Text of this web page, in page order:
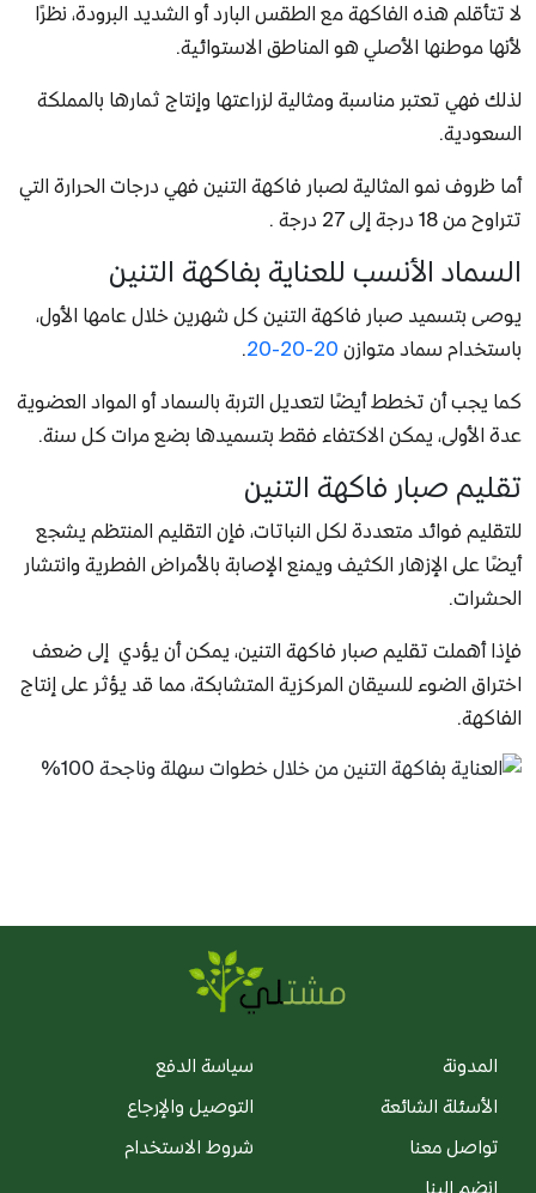
لا تتأقلم هذه الفاكهة مع الطقس البارد أو الشديد البرودة، نظرًا
لأنها موطنها الأصلي هو المناطق الاستوائية.
لذلك فهي تعتبر مناسبة ومثالية لزراعتها وإنتاج ثمارها بالمملكة
السعودية.
أما ظروف نمو المثالية لصبار فاكهة التنين فهي درجات الحرارة التي
تتراوح من 18 درجة إلى 27 درجة .
السماد الأنسب للعناية بفاكهة التنين
يوصى بتسميد صبار فاكهة التنين كل شهرين خلال عامها الأول،
باستخدام سماد متوازن 20-20-20
.
كما يجب أن تخطط أيضًا لتعديل التربة بالسماد أو المواد العضوية
عدة الأولى، يمكن الاكتفاء فقط بتسميدها بضع مرات كل سنة.
تقليم صبار فاكهة التنين
للتقليم فوائد متعددة لكل النباتات، فإن التقليم المنتظم يشجع
أيضًا على الإزهار الكثيف ويمنع الإصابة بالأمراض الفطرية وانتشار
الحشرات.
فإذا أهملت تقليم صبار فاكهة التنين، يمكن أن يؤدي إلى ضعف
اختراق الضوء للسيقان المركزية المتشابكة، مما قد يؤثر على إنتاج
الفاكهة.
المدونة
الأسئلة الشائعة
تواصل معنا
انضم إلينا
سياسة الدفع
التوصيل والإرجاع
شروط الاستخدام